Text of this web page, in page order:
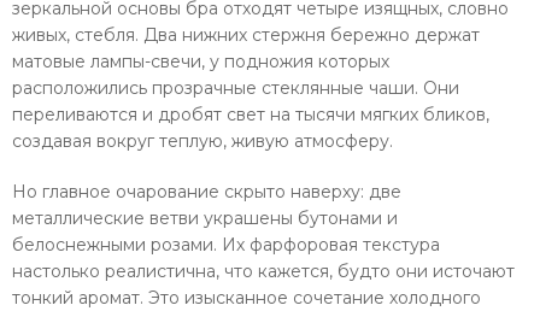
зеркальной основы бра отходят четыре изящных, словно
живых, стебля. Два нижних стержня бережно держат
матовые лампы-свечи, у подножия которых
расположились прозрачные стеклянные чаши. Они
переливаются и дробят свет на тысячи мягких бликов,
создавая вокруг теплую, живую атмосферу.
Но главное очарование скрыто наверху: две
металлические ветви украшены бутонами и
белоснежными розами. Их фарфоровая текстура
настолько реалистична, что кажется, будто они источают
тонкий аромат. Это изысканное сочетание холодного